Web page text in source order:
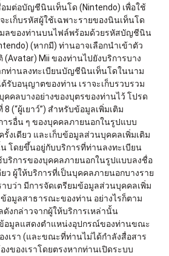
มต่อบัญชีนินเท็นโด (Nintendo) เพื่อใช้
ะเก็บรหัสผู้ใช้เฉพาะรายของนินเท็นโด
มลของท่านบนไฟล์พร้อมด้วยรหัสบัญชีนิน
(หากมี) ท่านอาจเลือกนำเข้าตัว
(Avatar) Mii ของท่านไปยังบริการบาง
กท่านลงทะเบียนบัญชีนินเท็นโดในนาม
รับอนุญาตของท่าน เราจะเก็บรวบรวม
คลบางอย่างของบุตรของท่านไว้ โปรด
(“ผู้เยาว์”) สำหรับข้อมูลเพิ่มเติม
ารอื่น ๆ ของบุคคลภายนอกในรูปแบบ
รั้งเดียว และเก็บข้อมูลส่วนบุคคลเพิ่มเติม
โดยขึ้นอยู่กับบริการที่ท่านลงทะเบียน
บริการของบุคคลภายนอกในรูปแบบลงชื่อ
ยว ผู้ให้บริการที่เป็นบุคคลภายนอกบางราย
บว่า มีการจัดเตรียมข้อมูลส่วนบุคคลเพิ่ม
ข้อมูลสาธารณะของท่าน อย่างไรก็ตาม
ดังกล่าวจากผู้ให้บริการเหล่านั้น
ข้อมูลแสดงตำแหน่งอุปกรณ์ของท่านขณะ
เรา (และขณะที่ท่านไม่ได้กำลังสื่อสาร
งของเราโดยตรงหากท่านเปิดระบบ